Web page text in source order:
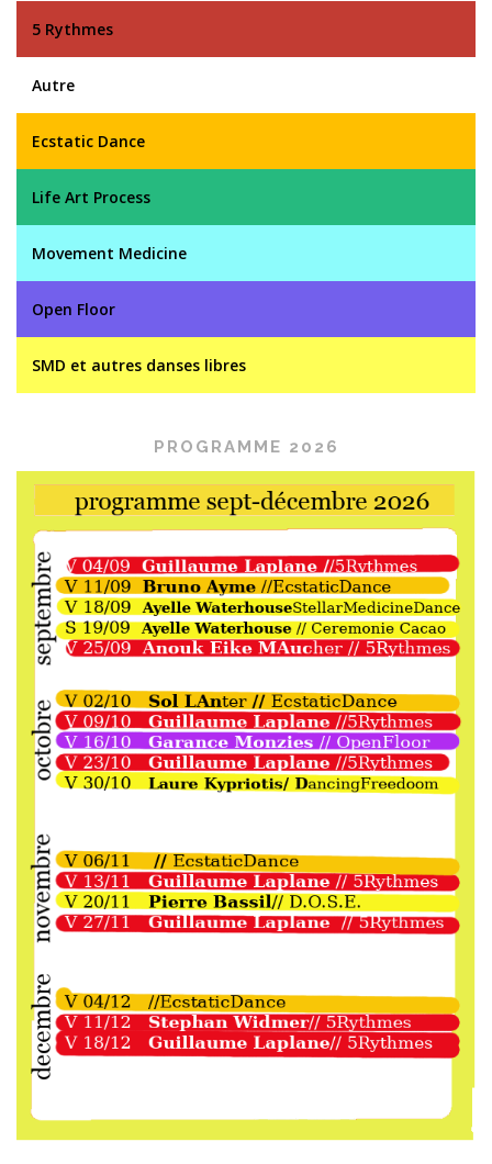
5 Rythmes
Autre
Ecstatic Dance
Life Art Process
Movement Medicine
Open Floor
SMD et autres danses libres
PROGRAMME 2026